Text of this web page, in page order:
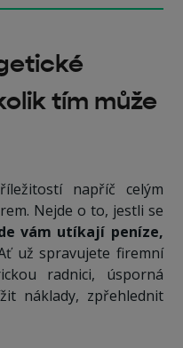
tím může
napříč celým
Nejde o to, jestli se
vám utíkají peníze,
už spravujete firemní
radnici, úsporná
náklady, zpřehlednit